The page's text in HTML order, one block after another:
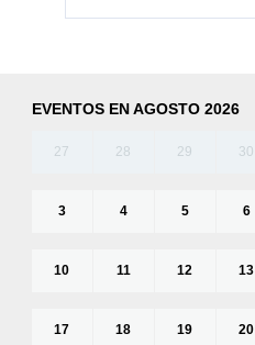
EVENTOS EN AGOSTO 2026
27 28 29 30
3 4 5 6
10 11 12 13
17 18 19 20